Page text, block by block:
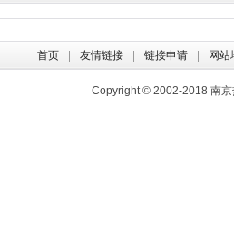
首页 友情链接 链接申请 网站
Copyright © 2002-2018 南